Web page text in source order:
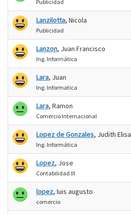
Publicidad
Lanzilotta, Nicola
Publicidad
Lanzon, Juan Francisco
Ing. Informática
Lara, Juan
Ing. Informatica
Lara, Ramon
Comercio Internacional
Lopez de Gonzales, Judith Elisa
Ing. Informática
Lopez, Jose
Contabilidad III
lopez, luis augusto
comercio